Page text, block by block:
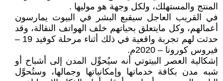
المنتج والمستهلك، ولكل وجهة هو موليها .
في القريب العاجل سيقبع البشر في البيوت يمارسون
أعمالهم، وكل مايتعلق بحياتهم خلف الهواتف النقالة، وقد
حدثت لهم تجربة واقعية في ذلك أثناء مرحلة كوفيد 19 –
فيروس كورونا – 2020م.
إشكالية العصر البيتوتي أنه سيُحوِّل المدن إلى أشباح أو
شبه مدن بكافة خدماتها وإمكانياتها وجمالها، وستُحوَّل